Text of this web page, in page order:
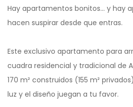
Hay apartamentos bonitos… y hay
hacen suspirar desde que entras.
Este exclusivo apartamento para
cuadra residencial y tradicional de
170 m² construidos (155 m²
luz y el diseño juegan a tu favor.